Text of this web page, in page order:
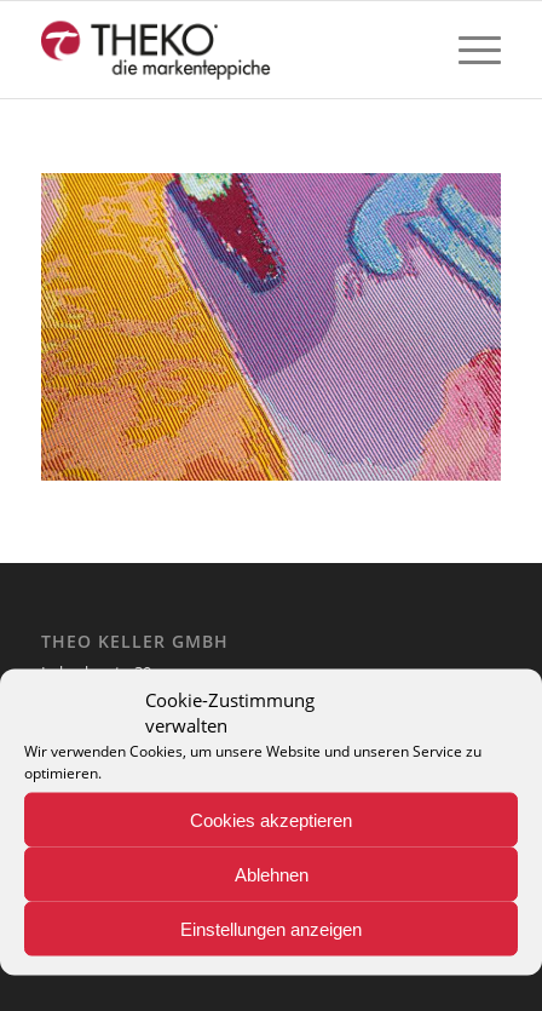
Cookie-Zustimmung
verwalten
Wir verwenden Cookies, um unsere Website und unseren Service zu
optimieren.
Cookies akzeptieren
Ablehnen
Einstellungen anzeigen
THEO KELLER GMBH
Lohackerstr. 30
44867 Bochum
phone: + 49 (2327) 3083 - 20
e-mail:info@theko-collection.com
Teppich-Lexikon